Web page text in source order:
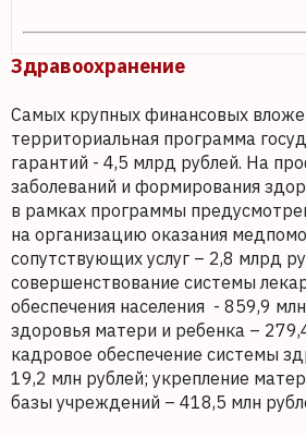
Здравоохранение
Самых крупных финансовых
территориальная программа
гарантий - 4,5 млрд рублей. На
заболеваний и формирования
в рамках программы
на организацию оказания
сопутствующих услуг – 2,8 млрд
совершенствование системы
обеспечения населения - 859,9
здоровья матери и ребенка –
кадровое обеспечение системы
19,2 млн рублей; укрепление
базы учреждений – 418,5 млн